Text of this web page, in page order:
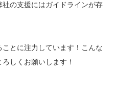
の支援にはガイドラインが存
とに注力しています！こんな
しくお願いします！